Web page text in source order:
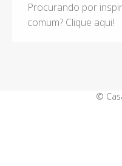
Procurando por
comum? Clique aqui!
©